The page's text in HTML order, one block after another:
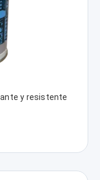
y resistente